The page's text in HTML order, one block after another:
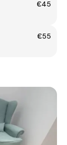
€45
€55